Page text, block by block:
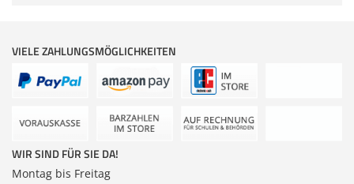
VIELE ZAHLUNGSMÖGLICHKEITEN
WIR SIND FÜR SIE DA!
Montag bis Freitag